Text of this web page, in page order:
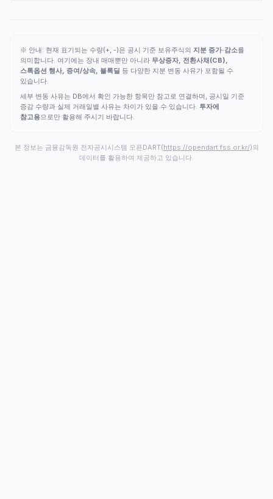
※ 안내: 현재 표기되는 수량(+, -)은 공시 기준 보유주식의 지분 증가·감소를
의미합니다. 여기에는 장내 매매뿐만 아니라 무상증자, 전환사채(CB),
스톡옵션 행사, 증여/상속, 블록딜 등 다양한 지분 변동 사유가 포함될 수
있습니다.
세부 변동 사유는 DB에서 확인 가능한 항목만 참고로 연결하며, 공시일 기준
증감 수량과 실제 거래일별 사유는 차이가 있을 수 있습니다. 투자에
참고용으로만 활용해 주시기 바랍니다.
본 정보는 금융감독원 전자공시시스템 오픈DART(https://opendart.fss.or.kr/)의
데이터를 활용하여 제공하고 있습니다.